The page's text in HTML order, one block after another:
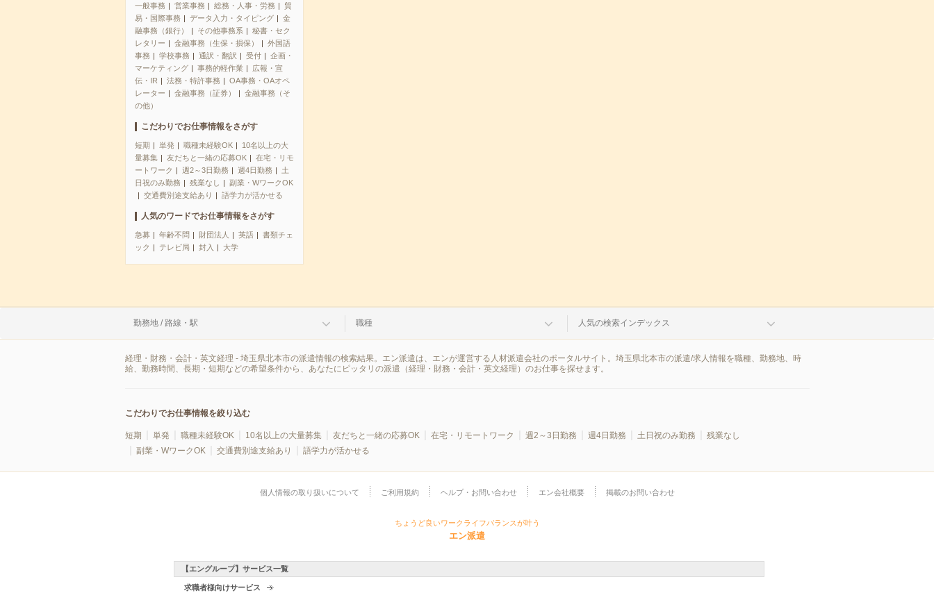
一般事務 営業事務 総務・人事・労務
貿
易・国際事務
データ入力・タイピング
金
融事務（銀行）
その他事務系
秘書・セク
レタリー
金融事務（生保・損保）
外国語
事務
学校事務 通訳・翻訳 受付
企画・
マーケティング
事務的軽作業
広報・宣
伝・IR
法務・特許事務
OA事務・OAオペ
レーター
金融事務（証券）
金融事務（そ
の他）
こだわりでお仕事情報をさがす
短期 単発 職種未経験OK
10名以上の大
量募集
友だちと一緒の応募OK
在宅・リモ
ートワーク
週2～3日勤務 週4日勤務
土
日祝のみ勤務
残業なし
副業・WワークOK
交通費別途支給あり
語学力が活かせる
人気のワードでお仕事情報をさがす
急募 年齢不問 財団法人 英語
書類チェ
ック
テレビ局 封入 大学
勤務地 / 路線・駅 職種 人気の検索インデックス
経理・財務・会計・英文経理 - 埼玉県北本市の派遣情報の検索結果。エン派遣は、エンが運営する人材派遣会社のポータルサイト。埼玉県北本市の派遣/求人情報を職種、勤務地、時
給、勤務時間、長期・短期などの希望条件から、あなたにピッタリの派遣（経理・財務・会計・英文経理）のお仕事を探せます。
こだわりでお仕事情報を絞り込む
短期 単発 職種未経験OK 10名以上の大量募集 友だちと一緒の応募OK 在宅・リモートワーク 週2～3日勤務 週4日勤務 土日祝のみ勤務
残業なし
副業・WワークOK
交通費別途支給あり 語学力が活かせる
個人情報の取り扱いについて ご利用規約 ヘルプ・お問い合わせ エン会社概要 掲載のお問い合わせ
ちょうど良いワークライフバランスが叶う
エン派遣
【エングループ】サービス一覧
求職者様向けサービス